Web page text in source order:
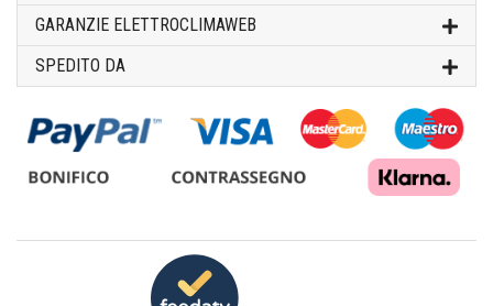
GARANZIE ELETTROCLIMAWEB
SPEDITO DA